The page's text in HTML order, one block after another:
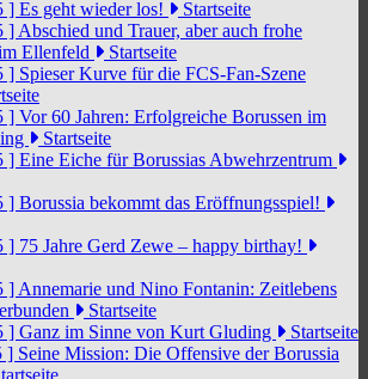
] Es geht wieder los!
Startseite
] Abschied und Trauer, aber auch frohe
Ellenfeld
Startseite
] Spieser Kurve für die FCS-Fan-Szene
] Vor 60 Jahren: Erfolgreiche Borussen im
Startseite
] Eine Eiche für Borussias Abwehrzentrum
] Borussia bekommt das Eröffnungsspiel!
] 75 Jahre Gerd Zewe – happy birthay!
] Annemarie und Nino Fontanin: Zeitlebens
Startseite
] Ganz im Sinne von Kurt Gluding
Startseite
] Seine Mission: Die Offensive der Borussia